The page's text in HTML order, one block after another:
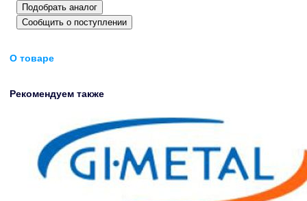
Подобрать аналог
Сообщить о поступлении
О товаре
Рекомендуем также